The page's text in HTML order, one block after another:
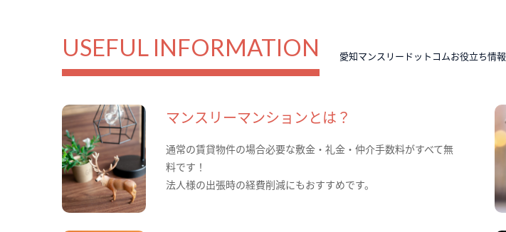
USEFUL INFORMATION 愛知マンスリードットコムお役立ち情報
マンスリーマンションとは？
通常の賃貸物件の場合必要な敷金・礼金・仲介手数料がすべて無
料です！
法人様の出張時の経費削減にもおすすめです。